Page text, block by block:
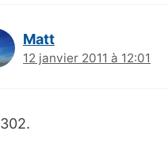
Matt
12 janvier 2011 à 12:01
302.